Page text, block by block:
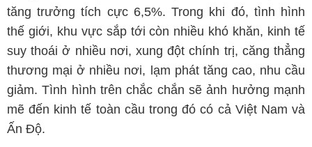
tăng trưởng tích cực 6,5%. Trong khi đó, tình hình
thế giới, khu vực sắp tới còn nhiều khó khăn, kinh tế
suy thoái ở nhiều nơi, xung đột chính trị, căng thẳng
thương mại ở nhiều nơi, lạm phát tăng cao, nhu cầu
giảm. Tình hình trên chắc chắn sẽ ảnh hưởng mạnh
mẽ đến kinh tế toàn cầu trong đó có cả Việt Nam và
Ấn Độ.